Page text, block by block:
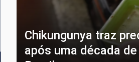
Chikungunya traz
após uma década